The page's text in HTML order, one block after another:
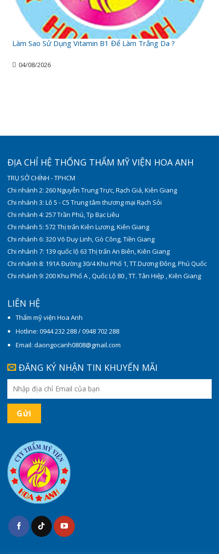
Làm Sao Sử Dụng Vitamin B1 Để Làm Trắng Da ?
04/08/2026
ĐỊA CHỈ HỆ THỐNG THẨM MỸ VIỆN HOA ANH
TRỤ SỞ CHÍNH - TPHCM
Chi nhánh 2: 260 Nguyễn Trung Trực, Rạch Giá, Kiên Giang
Chi nhánh 3: Lô 5 - C5 Trung tâm thương mại Rạch Sỏi
Chi nhánh 4: 257 Trần Phú, Tp Bạc Liêu
Chi nhánh 5: 572 Thị trấn Kiên Lương, Kiên Giang
Chi nhánh 6: 320 Võ Duy Linh, Gò Công, Tiền Giang
Chi nhánh 7: 139 quốc lộ 63 Thị trấn An Biên, Kiên Giang
Chi nhánh 8: 191A Đường 30/4 Khu Phố 1, TT.Dương Đông, Phú Quốc
Chi nhánh 9: 200 Khu Phố A , Quốc Lộ 80 , TT. Tân Hiệp , Kiên Giang
LIÊN HỆ
Thẩm mỹ viện Hoa Anh
Hotline: 0944 232 288 / 0948 702 288
Email: daongocanh0808@gmail.com
ĐĂNG KÝ NHẬN TIN KHUYẾN MÃI